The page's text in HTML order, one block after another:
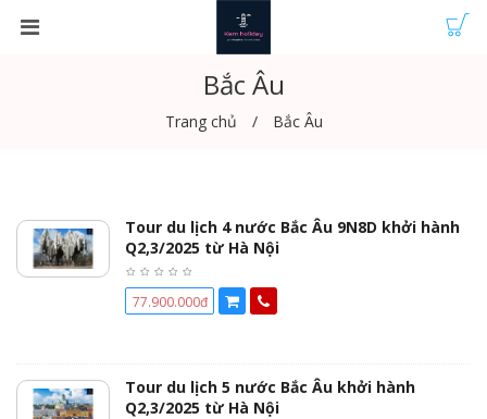
Bắc Âu
Trang chủ Bắc Âu
Tour du lịch 4 nước Bắc Âu 9N8D khởi hành
Q2,3/2025 từ Hà Nội
77.900.000đ
Tour du lịch 5 nước Bắc Âu khởi hành
Q2,3/2025 từ Hà Nội